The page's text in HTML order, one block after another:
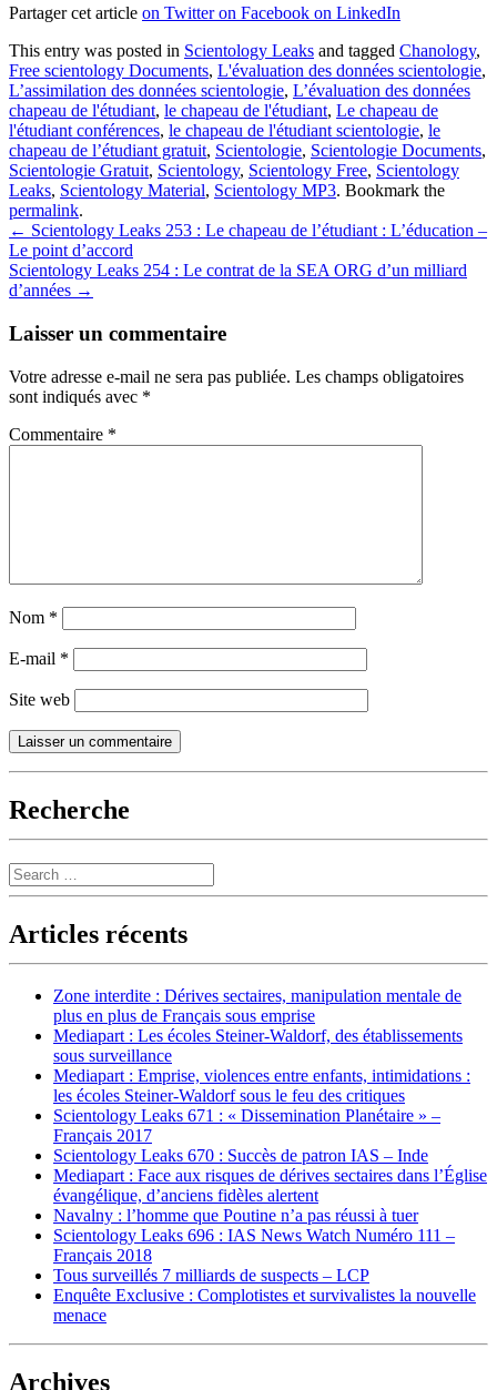
Partager cet article on Twitter on Facebook on LinkedIn
This entry was posted in Scientology Leaks and tagged Chanology,
Free scientology Documents, L'évaluation des données scientologie,
L’assimilation des données scientologie, L’évaluation des données
chapeau de l'étudiant, le chapeau de l'étudiant, Le chapeau de
l'étudiant conférences, le chapeau de l'étudiant scientologie, le
chapeau de l’étudiant gratuit, Scientologie, Scientologie Documents,
Scientologie Gratuit, Scientology, Scientology Free, Scientology
Leaks, Scientology Material, Scientology MP3. Bookmark the
permalink.
Post
navigation
← Scientology Leaks 253 : Le chapeau de l’étudiant : L’éducation –
Le point d’accord
Scientology Leaks 254 : Le contrat de la SEA ORG d’un milliard
d’années →
Laisser un commentaire
Votre adresse e-mail ne sera pas publiée. Les champs obligatoires
sont indiqués avec *
Commentaire *
Nom *
E-mail *
Site web
Recherche
Search
Articles récents
Zone interdite : Dérives sectaires, manipulation mentale de
plus en plus de Français sous emprise
Mediapart : Les écoles Steiner-Waldorf, des établissements
sous surveillance
Mediapart : Emprise, violences entre enfants, intimidations :
les écoles Steiner-Waldorf sous le feu des critiques
Scientology Leaks 671 : « Dissemination Planétaire » –
Français 2017
Scientology Leaks 670 : Succès de patron IAS – Inde
Mediapart : Face aux risques de dérives sectaires dans l’Église
évangélique, d’anciens fidèles alertent
Navalny : l’homme que Poutine n’a pas réussi à tuer
Scientology Leaks 696 : IAS News Watch Numéro 111 –
Français 2018
Tous surveillés 7 milliards de suspects – LCP
Enquête Exclusive : Complotistes et survivalistes la nouvelle
menace
Archives